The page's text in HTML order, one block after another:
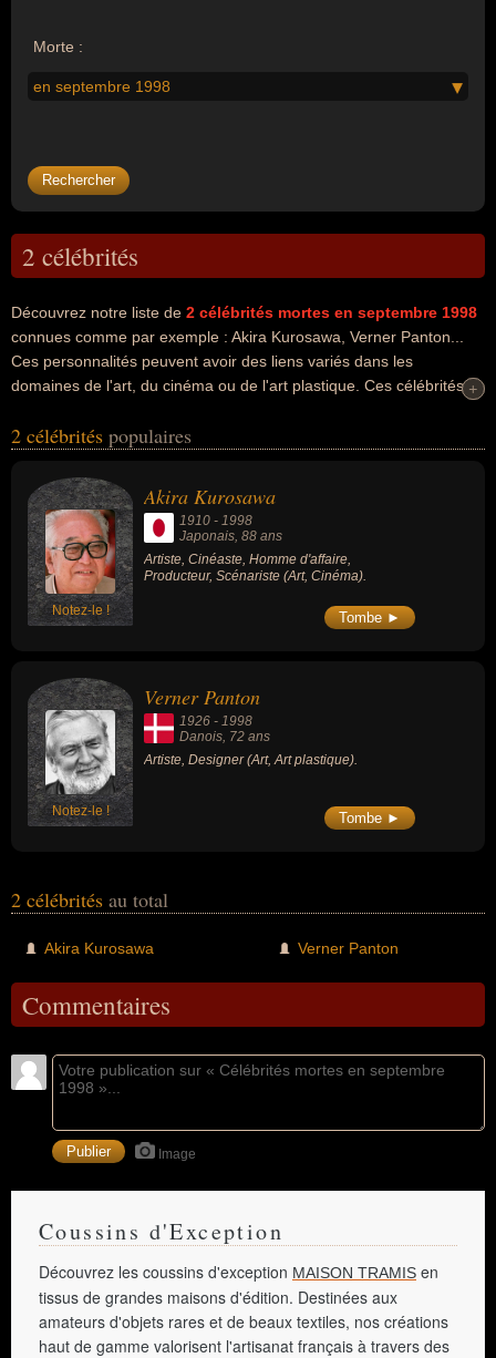
Morte :
en septembre 1998
2 célébrités
Découvrez notre liste de 2 célébrités mortes en septembre 1998
connues comme par exemple : Akira Kurosawa, Verner Panton...
Ces personnalités peuvent avoir des liens variés dans les
domaines de l'art, du cinéma ou de l'art plastique. Ces célébrités
producteur, scénariste ou designer. En ce qui concerne leurs
japonais ou danois par exemple.
+
+
2 célébrités populaires
Notez-le !
Akira Kurosawa
1910 - 1998
Japonais, 88 ans
Artiste, Cinéaste, Homme d'affaire,
Producteur, Scénariste (Art, Cinéma).
Tombe ►
Notez-le !
Verner Panton
1926 - 1998
Danois , 72 ans
Artiste, Designer (Art, Art plastique).
Tombe ►
2 célébrités au total
Akira Kurosawa Verner Panton
Commentaires
Image
Coussins d'Exception
Découvrez les coussins d'exception MAISON TRAMIS en
tissus de grandes maisons d'édition. Destinées aux
amateurs d'objets rares et de beaux textiles, nos créations
haut de gamme valorisent l'artisanat français à travers des